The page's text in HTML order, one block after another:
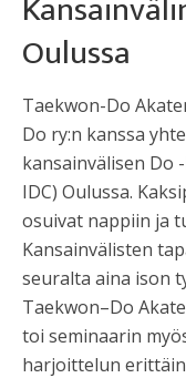
Oulussa
Taekwon-Do
Do ry:n kanssa
kansainvälisen Do
IDC) Oulussa.
osuivat nappiin ja
Kansainvälisten
seuralta aina ison
Taekwon–Do
toi seminaarin
harjoittelun